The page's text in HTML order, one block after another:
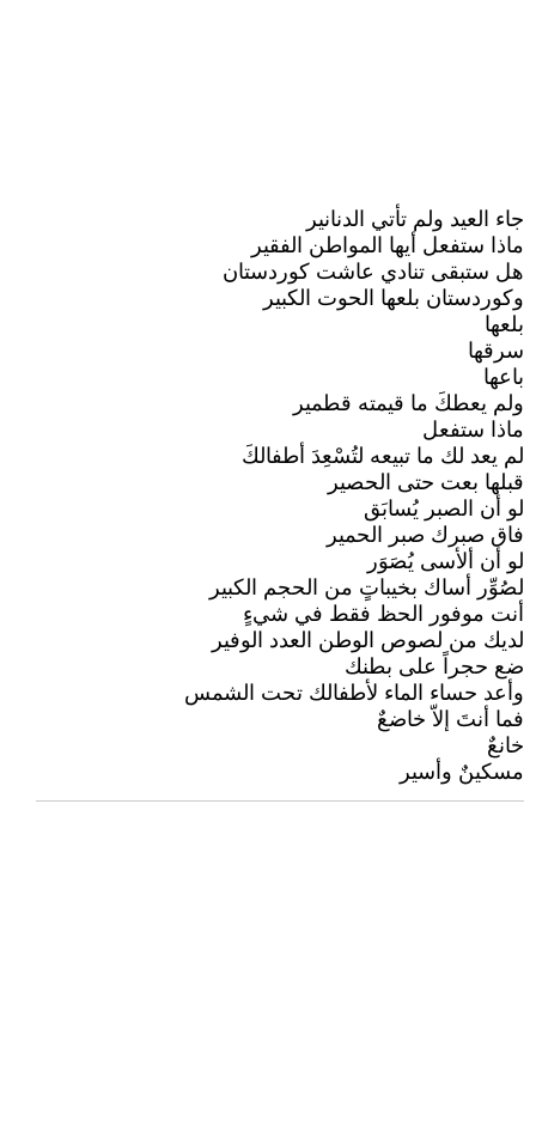
جاء العيد ولم تأتي الدنانير
ماذا ستفعل أيها المواطن الفقير
هل ستبقى تنادي عاشت كوردستان
وكوردستان بلعها الحوت الكبير
بلعها
سرقها
باعها
ولم يعطكَ ما قيمته قطمير
ماذا ستفعل
لم يعد لك ما تبيعه لتُسْعِدَ أطفالكَ
قبلها بعت حتى الحصير
لو أن الصبر يُسابَق
فاق صبرك صبر الحمير
لو أن ألأسى يُصَوَر
لصُوِّر أساك بخيباتٍ من الحجم الكبير
أنت موفور الحظ فقط في شيءٍ
لديك من لصوص الوطن العدد الوفير
ضع حجراً على بطنك
وأعد حساء الماء لأطفالك تحت الشمس
فما أنتَ إلاّ خاضعٌ
خانعٌ
مسكينٌ وأسير